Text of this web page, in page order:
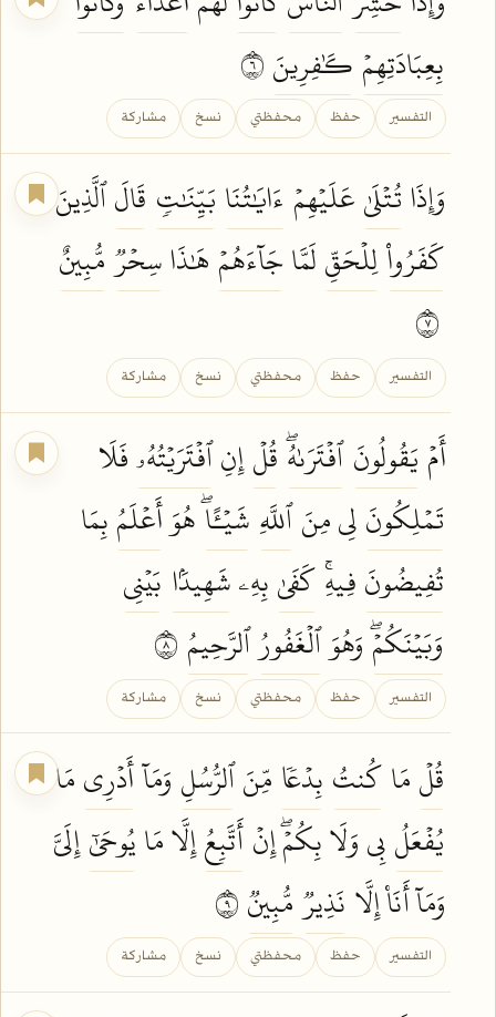
بِعِبَادَتِهِمۡ كَٰفِرِينَ
التفسير حفظ محفظتي نسخ مشاركة
وَإِذَاتُتۡلَىٰعَلَيۡهِمۡ ءَايَٰتُنَا بَيِّنَٰتٖ قَالَٱلَّذِينَ
كَفَرُواْلِلۡحَقِّلَمَّاجَآءَهُمۡ هَٰذَاسِحۡرٞمُّبِينٌ
التفسير حفظ محفظتي نسخ مشاركة
أَمۡ يَقُولُونَٱفۡتَرَىٰهُۖقُلۡإِنِٱفۡتَرَيۡتُهُۥفَلَا
تَمۡلِكُونَلِي مِنَٱللَّهِ شَيۡـًٔاۖهُوَأَعۡلَمُبِمَا
تُفِيضُونَفِيهِۚكَفَىٰبِهِۦشَهِيدَۢا بَيۡنِي
وَبَيۡنَكُمۡۖوَهُوَٱلۡغَفُورُٱلرَّحِيمُ
التفسير حفظ محفظتي نسخ مشاركة
قُلۡمَاكُنتُ بِدۡعٗا مِّنَٱلرُّسُلِ وَمَآأَدۡرِيمَا
يُفۡعَلُبِي وَلَا بِكُمۡۖ إِنۡأَتَّبِعُإِلَّا مَايُوحَىٰٓإِلَيَّ
وَمَآ أَنَا۠ إِلَّا نَذِيرٞ مُّبِينٞ
التفسير حفظ محفظتي نسخ مشاركة